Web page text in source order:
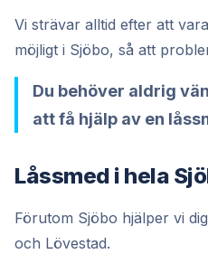
Vi strävar alltid efter att
möjligt i Sjöbo, så att
Du behöver aldrig
att få hjälp av en
Låssmed i hela
Förutom Sjöbo hjälper vi
och Lövestad.